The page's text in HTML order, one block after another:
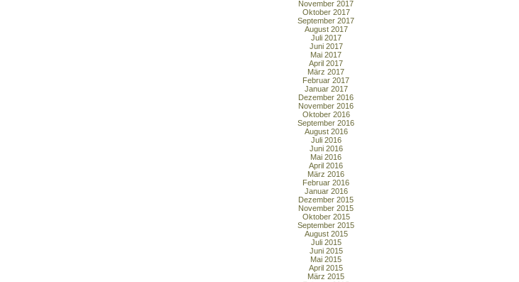
November 2017
Oktober 2017
September 2017
August 2017
Juli 2017
Juni 2017
Mai 2017
April 2017
März 2017
Februar 2017
Januar 2017
Dezember 2016
November 2016
Oktober 2016
September 2016
August 2016
Juli 2016
Juni 2016
Mai 2016
April 2016
März 2016
Februar 2016
Januar 2016
Dezember 2015
November 2015
Oktober 2015
September 2015
August 2015
Juli 2015
Juni 2015
Mai 2015
April 2015
März 2015